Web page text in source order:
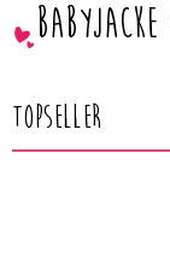
Babyjacke
Topseller